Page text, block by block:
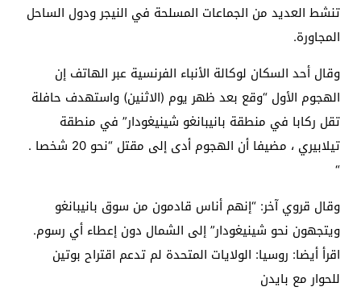
تنشط العديد من الجماعات المسلحة في النيجر ودول الساحل
المجاورة.
وقال أحد السكان لوكالة الأنباء الفرنسية عبر الهاتف إن
الهجوم الأول “وقع بعد ظهر يوم (الاثنين) واستهدف حافلة
تقل ركابا في منطقة بانيبانغو شينيغودار” في منطقة
تيلابيري ، مضيفا أن الهجوم أدى إلى مقتل “نحو 20 شخصا .
“
وقال قروي آخر: “إنهم أناس قادمون من سوق بانيبانغو
ويتجهون نحو شينيغودار” إلى الشمال دون إعطاء أي رسوم.
اقرأ أيضا: روسيا: الولايات المتحدة لم تدعم اقتراح بوتين
للحوار مع بايدن